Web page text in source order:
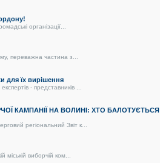
організації...
переважна частина з...
для їх вирішення
- представників ...
КАМПАНІЇ НА ВОЛИНІ: ХТО БАЛОТУЄТЬСЯ
регіональний Звіт к...
виборчій ком...